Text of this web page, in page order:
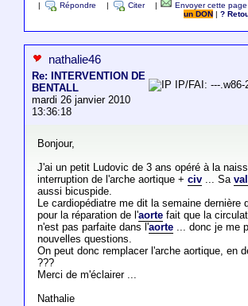
Répondre Citer Envoyer cette
un DON
|?
nathalie46
Re: INTERVENTION DE
BENTALL
mardi 26 janvier 2010
13:36:18
IP/FAI: ---
Bonjour,
J'ai un petit Ludovic de 3 ans opéré à la
interruption de l'arche aortique + civ... Sa
aussi bicuspide.
Le cardiopédiatre me dit la semaine dernière
pour la réparation de l'aortefait que la
n'est pas parfaite dans l'aorte... donc je me
nouvelles questions.
On peut donc remplacer l'arche aortique, en
???
Merci de m'éclairer ...
Nathalie